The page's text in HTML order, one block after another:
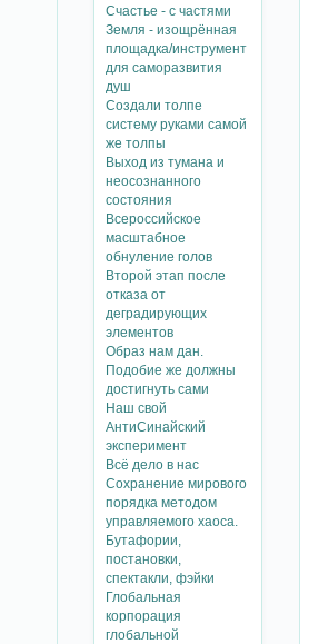
Счастье - с частями
Земля - изощрённая
площадка/инструмент
для саморазвития
душ
Создали толпе
систему руками самой
же толпы
Выход из тумана и
неосознанного
состояния
Всероссийское
масштабное
обнуление голов
Второй этап после
отказа от
деградирующих
элементов
Образ нам дан.
Подобие же должны
достигнуть сами
Наш свой
АнтиСинайский
эксперимент
Всё дело в нас
Сохранение мирового
порядка методом
управляемого хаоса.
Бутафории,
постановки,
спектакли, фэйки
Глобальная
корпорация
глобальной